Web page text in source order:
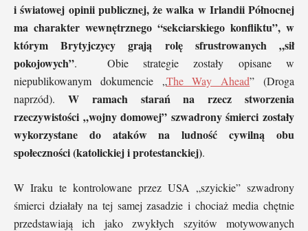
i światowej opinii publicznej, że walka w Irlandii Północnej
ma charakter wewnętrznego “sekciarskiego konfliktu”, w
którym Brytyjczycy grają rolę sfrustrowanych „sił
pokojowych”. Obie strategie zostały opisane w
niepublikowanym dokumencie „The Way Ahead” (Droga
naprzód). W ramach starań na rzecz stworzenia
rzeczywistości „wojny domowej” szwadrony śmierci zostały
wykorzystane do ataków na ludność cywilną obu
społeczności (katolickiej i protestanckiej).
W Iraku te kontrolowane przez USA „szyickie” szwadrony
śmierci działały na tej samej zasadzie i chociaż media chętnie
przedstawiają ich jako zwykłych szyitów motywowanych